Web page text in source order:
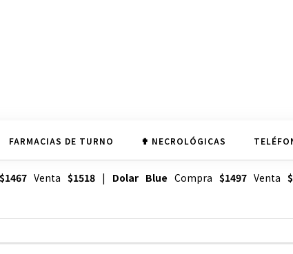
FARMACIAS DE TURNO ✟ NECROLÓGICAS
$1467Venta $1518| Dolar Blue Compra $1497Venta